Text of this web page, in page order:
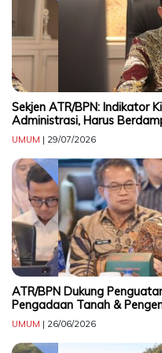
CONTACT
US
Upi
Themes
Tower
Level
Merdeka
Jakarta,
12345
Telp:
123456789
PT
Upi
Themes
Tbk
Sekjen ATR/BPN: Indikator
Administrasi, Harus
UMUM | 29/07/2026
ATR/BPN Dukung
Pengadaan Tanah &
UMUM | 26/06/2026